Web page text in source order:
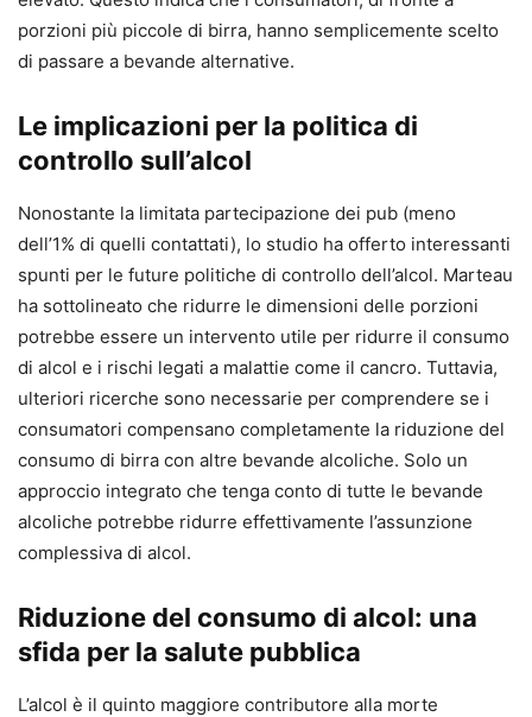
porzioni più piccole di birra, hanno semplicemente scelto
di passare a bevande alternative.
Le implicazioni per la politica di
controllo sull’alcol
Nonostante la limitata partecipazione dei pub (meno
dell’1% di quelli contattati), lo studio ha offerto interessanti
spunti per le future politiche di controllo dell’alcol. Marteau
ha sottolineato che ridurre le dimensioni delle porzioni
potrebbe essere un intervento utile per ridurre il consumo
di alcol e i rischi legati a malattie come il cancro. Tuttavia,
ulteriori ricerche sono necessarie per comprendere se i
consumatori compensano completamente la riduzione del
consumo di birra con altre bevande alcoliche. Solo un
approccio integrato che tenga conto di tutte le bevande
alcoliche potrebbe ridurre effettivamente l’assunzione
complessiva di alcol.
Riduzione del consumo di alcol: una
sfida per la salute pubblica
L’alcol è il quinto maggiore contributore alla morte